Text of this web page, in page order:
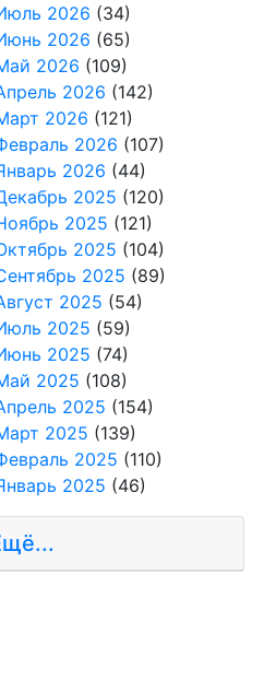
2026 (34)
2026 (65)
2026 (109)
2026 (142)
2026 (121)
2026 (107)
2026 (44)
2025 (120)
2025 (121)
2025 (104)
2025 (89)
2025 (54)
2025 (59)
2025 (74)
2025 (108)
2025 (154)
2025 (139)
2025 (110)
2025 (46)